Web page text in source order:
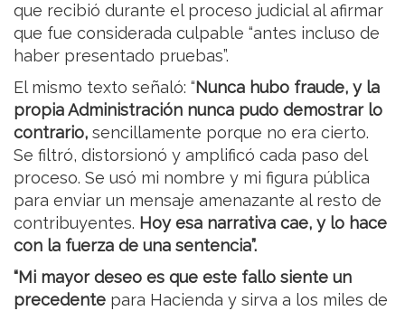
que recibió durante el proceso judicial al afirmar
que fue considerada culpable “antes incluso de
haber presentado pruebas”.
El mismo texto señaló: “Nunca hubo fraude, y la
propia Administración nunca pudo demostrar lo
contrario, sencillamente porque no era cierto.
Se filtró, distorsionó y amplificó cada paso del
proceso. Se usó mi nombre y mi figura pública
para enviar un mensaje amenazante al resto de
contribuyentes. Hoy esa narrativa cae, y lo hace
con la fuerza de una sentencia”.
“Mi mayor deseo es que este fallo siente un
precedente para Hacienda y sirva a los miles de